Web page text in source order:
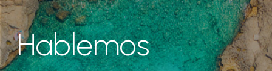
Hablemos